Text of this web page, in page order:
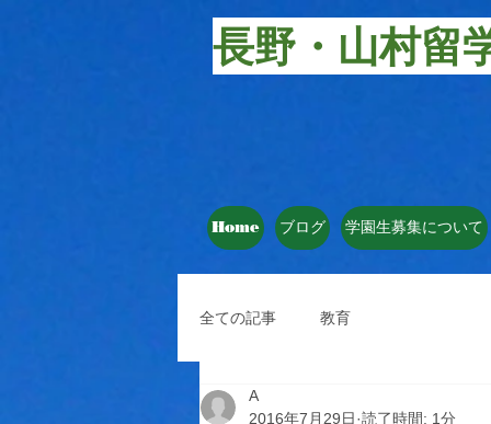
長野・山村
Home ブログ 学園生募集について
全ての記事 教育
A
2016年7月29日 読了時間: 1分